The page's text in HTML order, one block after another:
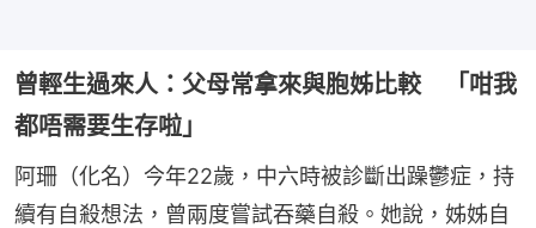
曾輕生過來人：父母常拿來與胞姊比較 「咁我
都唔需要生存啦」
阿珊（化名）今年22歲，中六時被診斷出躁鬱症，持
續有自殺想法，曾兩度嘗試吞藥自殺。她說，姊姊自